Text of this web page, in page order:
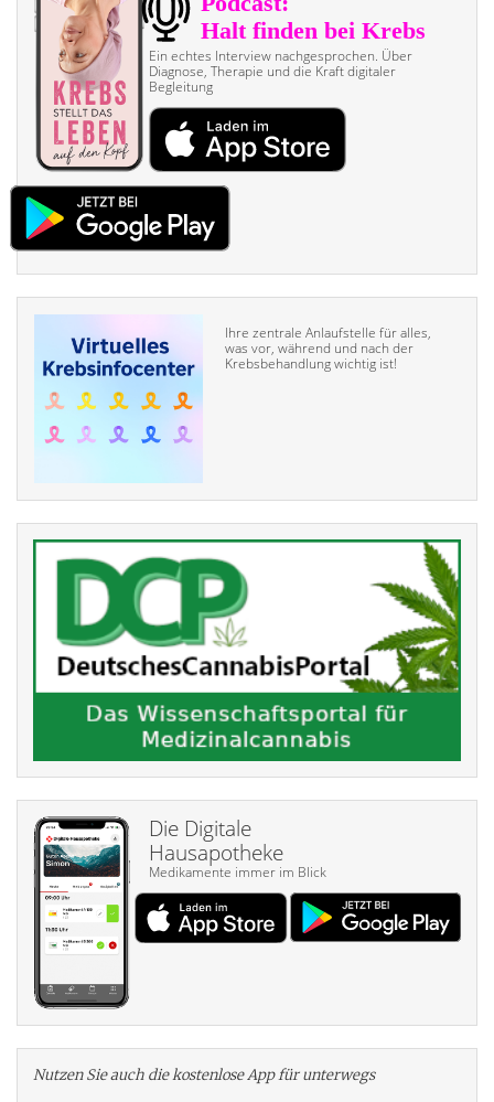
Ein echtes Interview nach­gesprochen. Über
Diagnose, Therapie und die Kraft digitaler
Begleitung
Ihre zentrale Anlaufstelle für alles,
was vor, während und nach der
Krebsbehandlung wichtig ist!
Die Digitale
Hausapotheke
Medikamente immer im Blick
Nutzen Sie auch die kosten­lose App für unterwegs